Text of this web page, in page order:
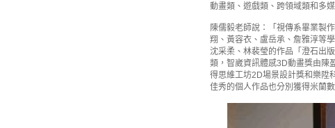
動畫類、遊戲類、跨領域類和多
陳儒毅老師說：「視傳系畢業製
翔、黃容衣、盧岳承、詹雅淳等
沈采柔、林裴瑩的作品「澄石出
類，智崴資訊體感3D動畫獎由陳
得思維工坊2D場景設計獎和樂陞
佳秀的個人作品也分別獲得米蘭